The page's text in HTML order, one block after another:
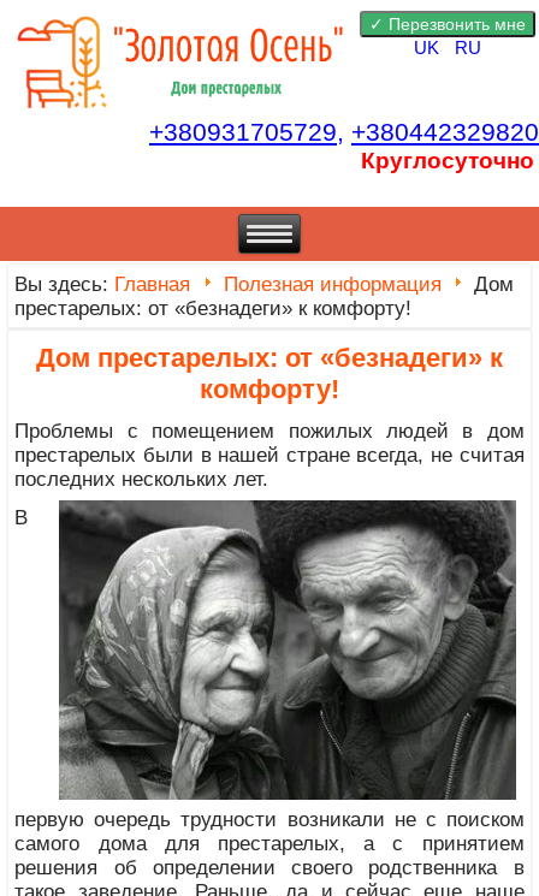
UK RU
+380931705729, +380442329820
Круглосуточно
Вы здесь: Главная Полезная информация
Дом
престарелых: от «безнадеги» к комфорту!
Дом престарелых: от «безнадеги» к
комфорту!
Проблемы с помещением пожилых людей в дом
престарелых были в нашей стране всегда, не считая
последних нескольких лет.
В
первую очередь трудности возникали не с поиском
самого дома для престарелых, а с принятием
решения об определении своего родственника в